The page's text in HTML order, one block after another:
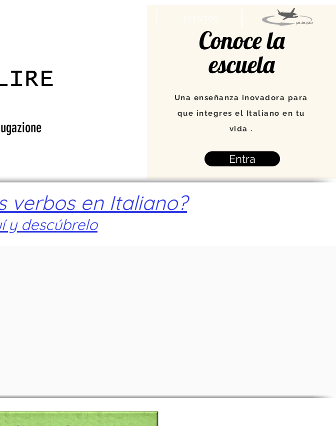
Conoce la
escuela
Una enseñanza inovadora para
que integres el Italiano en tu
vida .
Entra
verbos en Italiano?
y descúbrelo